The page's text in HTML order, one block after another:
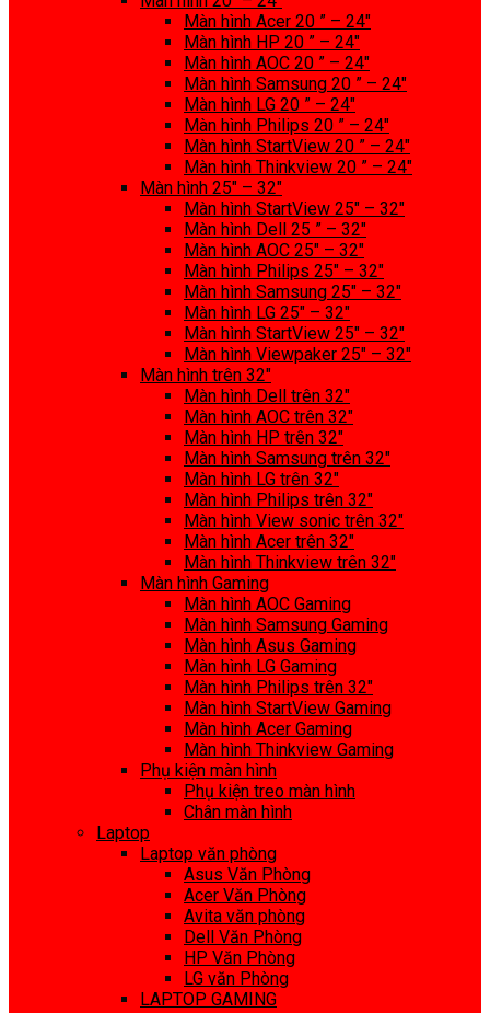
Màn hình Acer 20 ” – 24″
Màn hình HP 20 ” – 24″
Màn hình AOC 20 ” – 24″
Màn hình Samsung 20 ” – 24″
Màn hình LG 20 ” – 24″
Màn hình Philips 20 ” – 24″
Màn hình StartView 20 ” – 24″
Màn hình Thinkview 20 ” – 24″
Màn hình 25″ – 32″
Màn hình StartView 25″ – 32″
Màn hình Dell 25 ” – 32″
Màn hình AOC 25″ – 32″
Màn hình Philips 25″ – 32″
Màn hình Samsung 25″ – 32″
Màn hình LG 25″ – 32″
Màn hình StartView 25″ – 32″
Màn hình Viewpaker 25″ – 32″
Màn hình trên 32″
Màn hình Dell trên 32″
Màn hình AOC trên 32″
Màn hình HP trên 32″
Màn hình Samsung trên 32″
Màn hình LG trên 32″
Màn hình Philips trên 32″
Màn hình View sonic trên 32″
Màn hình Acer trên 32″
Màn hình Thinkview trên 32″
Màn hình Gaming
Màn hình AOC Gaming
Màn hình Samsung Gaming
Màn hình Asus Gaming
Màn hình LG Gaming
Màn hình Philips trên 32″
Màn hình StartView Gaming
Màn hình Acer Gaming
Màn hình Thinkview Gaming
Phụ kiện màn hình
Phụ kiện treo màn hình
Chân màn hình
Laptop
Laptop văn phòng
Asus Văn Phòng
Acer Văn Phòng
Avita văn phòng
Dell Văn Phòng
HP Văn Phòng
LG văn Phòng
LAPTOP GAMING